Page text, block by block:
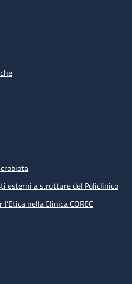
esterni a strutture del Policlinico
nella Clinica COREC